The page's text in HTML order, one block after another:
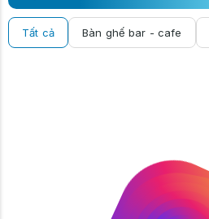
Tất cả Bàn ghế bar - cafe